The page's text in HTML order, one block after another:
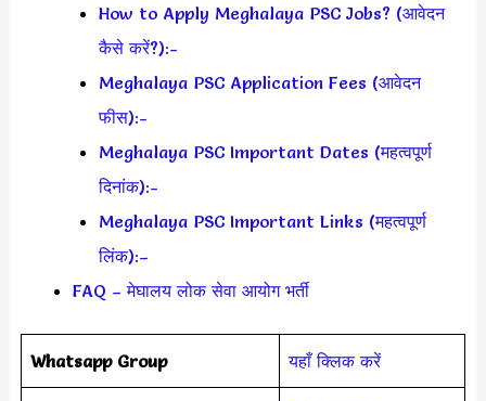
How to Apply Meghalaya PSC Jobs? (आवेदन
कैसे करें?):-
Meghalaya PSC Application Fees (आवेदन
फीस):-
Meghalaya PSC Important Dates (महत्वपूर्ण
दिनांक):-
Meghalaya PSC Important Links (महत्वपूर्ण
लिंक):–
FAQ – मेघालय लोक सेवा आयोग भर्ती
Whatsapp Group यहाँ क्लिक करें